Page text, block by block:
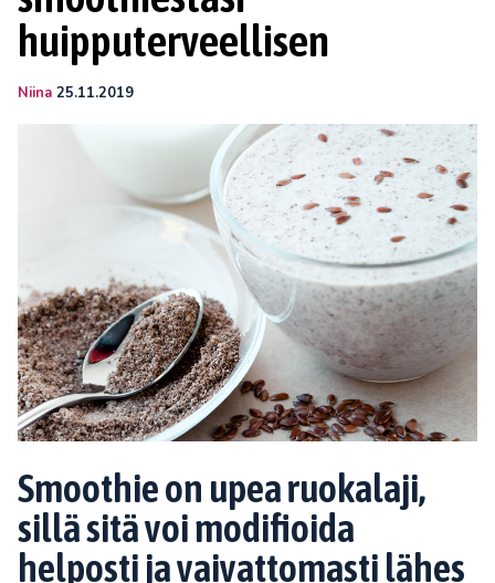
huipputerveellisen
Niina 25.11.2019
Smoothie on upea ruokalaji,
sillä sitä voi modifioida
helposti ja vaivattomasti lähes